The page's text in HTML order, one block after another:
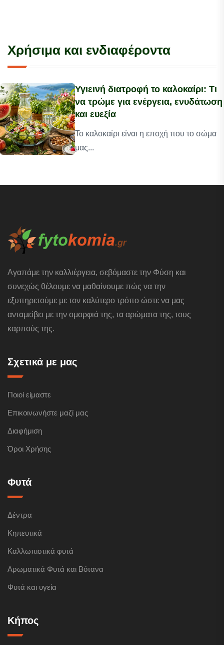
Χρήσιμα και ενδιαφέροντα
Υγιεινή διατροφή το καλοκαίρι: Τι
να τρώμε για ενέργεια, ενυδάτωση
και ευεξία
Το καλοκαίρι είναι η εποχή που το σώμα
μας...
Αγαπάμε την καλλιέργεια, σεβόμαστε την Φύση και
συνεχώς θέλουμε να μαθαίνουμε πώς να την
εξυπηρετούμε με τον καλύτερο τρόπο ώστε να μας
ανταμείβει με την ομορφιά της, τα αρώματα της, τους
καρπούς της.
Σχετικά με μας
Ποιοί είμαστε
Επικοινωνήστε μαζί μας
Διαφήμιση
Όροι Χρήσης
Φυτά
Δέντρα
Κηπευτικά
Καλλωπιστικά φυτά
Αρωματικά Φυτά και Βότανα
Φυτά και υγεία
Κήπος